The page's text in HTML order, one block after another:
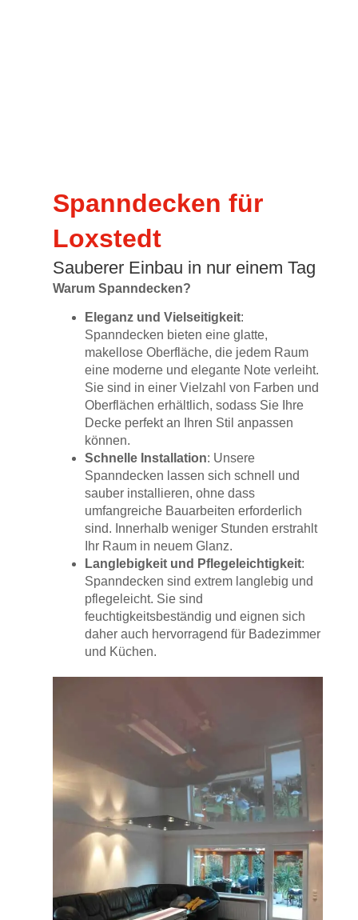
Spanndecken für
Loxstedt
Sauberer Einbau in nur einem Tag
Warum Spanndecken?
Eleganz und Vielseitigkeit:
Spanndecken bieten eine glatte,
makellose Oberfläche, die jedem Raum
eine moderne und elegante Note verleiht.
Sie sind in einer Vielzahl von Farben und
Oberflächen erhältlich, sodass Sie Ihre
Decke perfekt an Ihren Stil anpassen
können.
Schnelle Installation: Unsere
Spanndecken lassen sich schnell und
sauber installieren, ohne dass
umfangreiche Bauarbeiten erforderlich
sind. Innerhalb weniger Stunden erstrahlt
Ihr Raum in neuem Glanz.
Langlebigkeit und Pflegeleichtigkeit:
Spanndecken sind extrem langlebig und
pflegeleicht. Sie sind
feuchtigkeitsbeständig und eignen sich
daher auch hervorragend für Badezimmer
und Küchen.